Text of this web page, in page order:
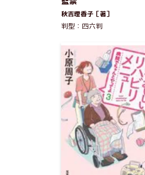
秋吉理香子［著］
判型：四六判